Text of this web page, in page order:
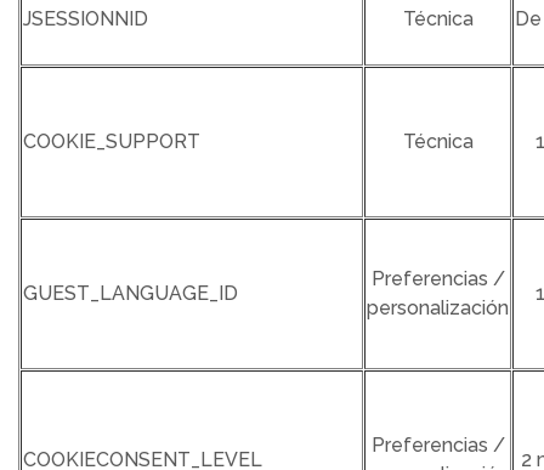
JSESSIONNID Técnica
COOKIE_SUPPORT Técnica
GUEST_LANGUAGE_ID
Preferencias /
personalización
COOKIECONSENT_LEVEL
Preferencias /
2